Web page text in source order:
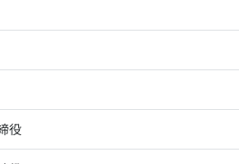
役